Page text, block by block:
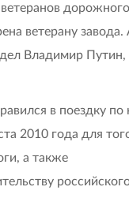
дорожного
ветерану завода.
Владимир Путин,
в поездку по
2010 года для
а также